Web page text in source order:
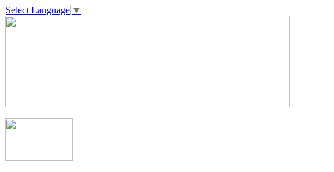
Select Language ▼